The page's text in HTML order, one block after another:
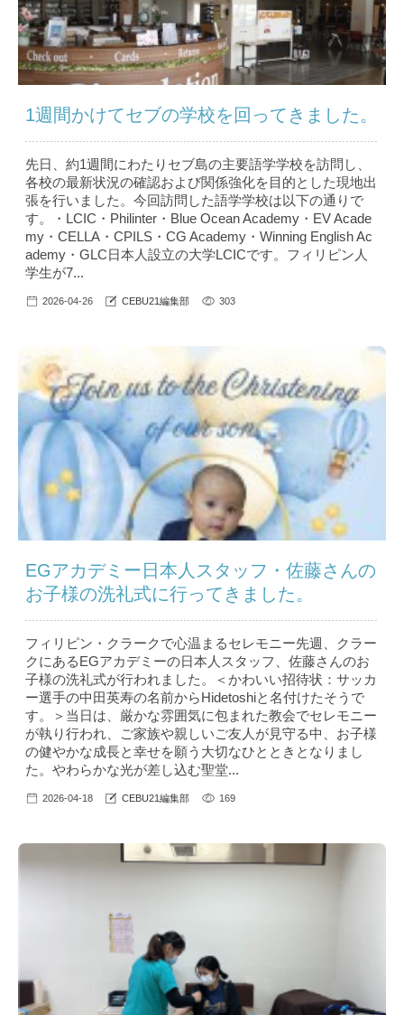
1週間かけてセブの学校を回ってきました。
先日、約1週間にわたりセブ島の主要語学学校を訪問し、
各校の最新状況の確認および関係強化を目的とした現地出
張を行いました。今回訪問した語学学校は以下の通りで
す。・LCIC・Philinter・Blue Ocean Academy・EV Acade
my・CELLA・CPILS・CG Academy・Winning English Ac
ademy・GLC日本人設立の大学LCICです。フィリピン人
学生が7...
2026-04-26 CEBU21編集部 303
EGアカデミー日本人スタッフ・佐藤さんの
お子様の洗礼式に行ってきました。
フィリピン・クラークで心温まるセレモニー先週、クラー
クにあるEGアカデミーの日本人スタッフ、佐藤さんのお
子様の洗礼式が行われました。＜かわいい招待状：サッカ
ー選手の中田英寿の名前からHidetoshiと名付けたそうで
す。＞当日は、厳かな雰囲気に包まれた教会でセレモニー
が執り行われ、ご家族や親しいご友人が見守る中、お子様
の健やかな成長と幸せを願う大切なひとときとなりまし
た。やわらかな光が差し込む聖堂...
2026-04-18 CEBU21編集部 169